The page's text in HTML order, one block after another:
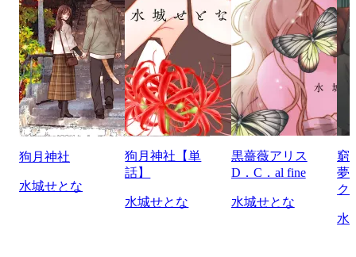
狗月神社
水城せとな
狗月神社【単
話】
水城せとな
黒薔薇アリス
D．C．al fine
水城せとな
窮
夢
ク
水